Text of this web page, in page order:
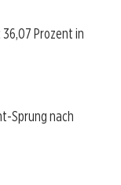
Prozent in
Sprung nach